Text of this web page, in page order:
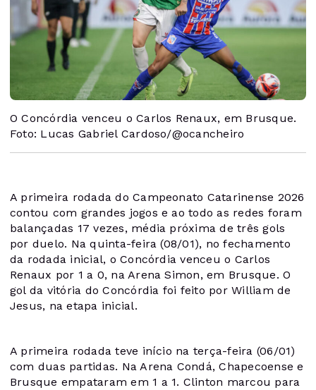
O Concórdia venceu o Carlos Renaux, em Brusque.
Foto: Lucas Gabriel Cardoso/@ocancheiro
A primeira rodada do Campeonato Catarinense 2026
contou com grandes jogos e ao todo as redes foram
balançadas 17 vezes, média próxima de três gols
por duelo. Na quinta-feira (08/01), no fechamento
da rodada inicial, o Concórdia venceu o Carlos
Renaux por 1 a 0, na Arena Simon, em Brusque. O
gol da vitória do Concórdia foi feito por William de
Jesus, na etapa inicial.
A primeira rodada teve início na terça-feira (06/01)
com duas partidas. Na Arena Condá, Chapecoense e
Brusque empataram em 1 a 1. Clinton marcou para